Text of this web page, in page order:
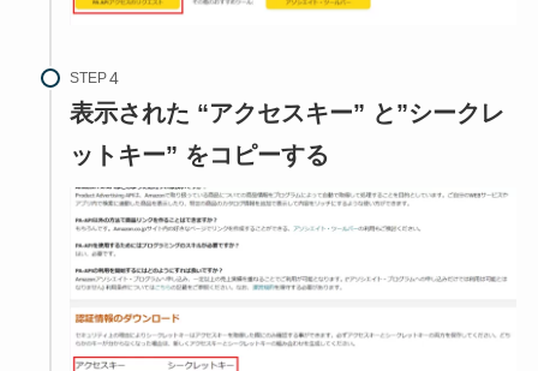
STEP
表示された “アクセスキー” と”シークレ
ットキー” をコピーする